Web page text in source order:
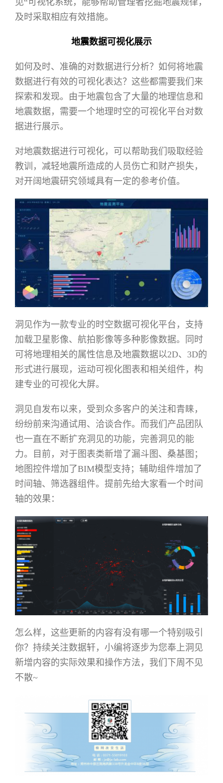
见“可视化系统，能够帮助管理者挖掘地震规律，
及时采取相应有效措施。
地震数据可视化展示
如何及时、准确的对数据进行分析？如何将地震
数据进行有效的可视化表达？这些都需要我们来
探索和发现。由于地震包含了大量的地理信息和
地震数据，需要一个地理时空的可视化平台对数
据进行展示。
对地震数据进行可视化，可以帮助我们吸取经验
教训，减轻地震所造成的人员伤亡和财产损失，
对开阔地震研究领域具有一定的参考价值。
洞见作为一款专业的时空数据可视化平台，支持
加载卫星影像、航拍影像等多种影像数据。同时
可将地理相关的属性信息及地震数据以2D、3D的
形式进行展现，运动可视化图表和相关组件，构
建专业的可视化大屏。
洞见自发布以来，受到众多客户的关注和青睐，
纷纷前来沟通试用、洽谈合作。而我们产品团队
也一直在不断扩充洞见的功能，完善洞见的能
力。目前，对于图表类新增了漏斗图、桑基图；
地图控件增加了BIM模型支持；辅助组件增加了
时间轴、筛选器组件。提前先给大家看一个时间
轴的效果：
怎么样，这些更新的内容有没有哪一个特别吸引
你？持续关注数据轩，小编将逐步为您奉上洞见
新增内容的实际效果和操作方法，我们下周不见
不散~